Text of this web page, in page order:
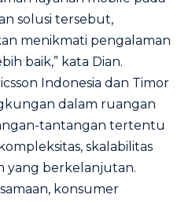
solusi tersebut,
menikmati pengalaman
baik,” kata Dian.
Indonesia dan Timor
dalam ruangan
tantangan tertentu
skalabilitas
yang berkelanjutan.
konsumer